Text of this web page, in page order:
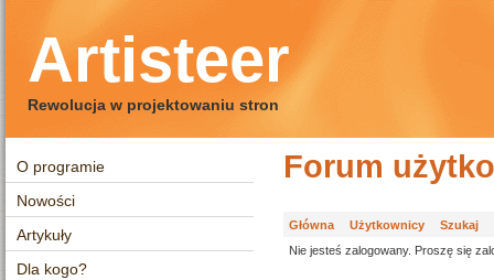
Artisteer
Rewolucja w projektowaniu stron
O programie
Nowości
Artykuły
Dla kogo?
Forum
Główna Użytkownicy
Szukaj
Nie jesteś zalogowany. Proszę się